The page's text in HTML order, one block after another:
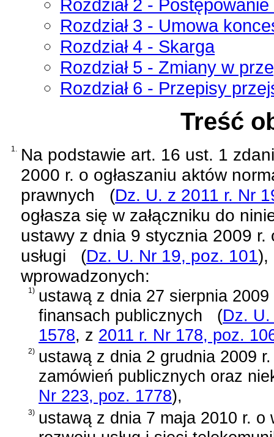
Rozdział 2 -
Rozdział 3 - Umowa
Rozdział 4 - Skarga
Rozdział 5 - Zmiany w
Rozdział 6 - Przepisy
Treść
1. Na podstawie art. 16 ust. 1
2000 r. o ogłaszaniu aktów
prawnych
(Dz. U. z 2011 r. Nr
ogłasza się w załączniku do
ustawy z dnia 9 stycznia 2009
usługi
(Dz. U. Nr 19, poz. 101),
wprowadzonych:
1) ustawą z dnia 27 sierpnia
finansach publicznych
(Dz.
1578, z 2011 r. Nr 178, poz.
2) ustawą z dnia 2 grudnia 2009
zamówień publicznych oraz
Nr 223, poz. 1778),
3) ustawą z dnia 7 maja 2010 r. o